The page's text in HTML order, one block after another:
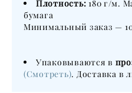
Плотность: 180 г/м.
бумага
Минимальный заказ —
Упаковываются в
(Смотреть). Доставка в